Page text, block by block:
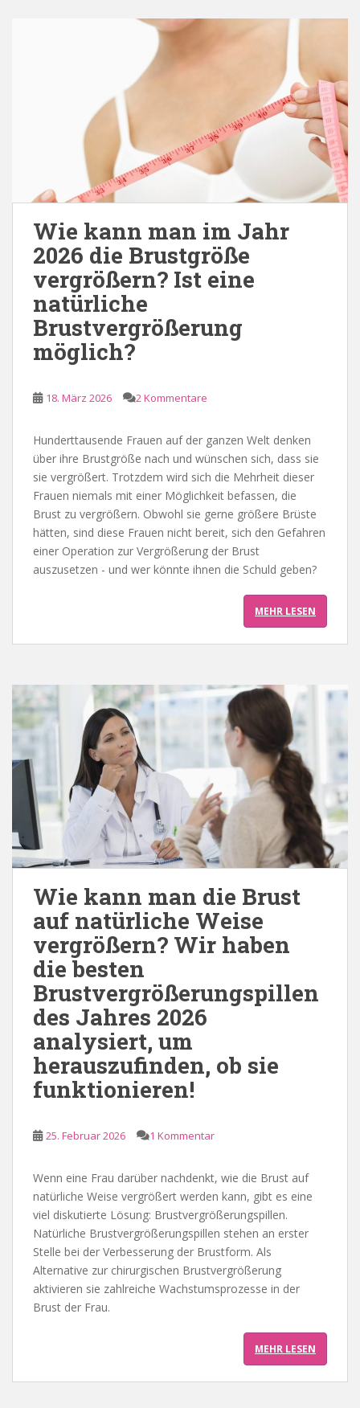
Wie kann man im Jahr
2026 die Brustgröße
vergrößern? Ist eine
natürliche
Brustvergrößerung
möglich?
18. März 2026 2 Kommentare
Hunderttausende Frauen auf der ganzen Welt denken
über ihre Brustgröße nach und wünschen sich, dass sie
sie vergrößert. Trotzdem wird sich die Mehrheit dieser
Frauen niemals mit einer Möglichkeit befassen, die
Brust zu vergrößern. Obwohl sie gerne größere Brüste
hätten, sind diese Frauen nicht bereit, sich den Gefahren
einer Operation zur Vergrößerung der Brust
auszusetzen - und wer könnte ihnen die Schuld geben?
MEHR LESEN
Wie kann man die Brust
auf natürliche Weise
vergrößern? Wir haben
die besten
Brustvergrößerungspillen
des Jahres 2026
analysiert, um
herauszufinden, ob sie
funktionieren!
25. Februar 2026 1 Kommentar
Wenn eine Frau darüber nachdenkt, wie die Brust auf
natürliche Weise vergrößert werden kann, gibt es eine
viel diskutierte Lösung: Brustvergrößerungspillen.
Natürliche Brustvergrößerungspillen stehen an erster
Stelle bei der Verbesserung der Brustform. Als
Alternative zur chirurgischen Brustvergrößerung
aktivieren sie zahlreiche Wachstumsprozesse in der
Brust der Frau.
MEHR LESEN